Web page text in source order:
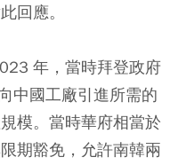
回應。
年，當時拜登政府
中國工廠引進所需的
模。當時華府相當於
期豁免，允許南韓兩